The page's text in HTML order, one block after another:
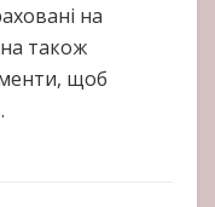
на
також
щоб